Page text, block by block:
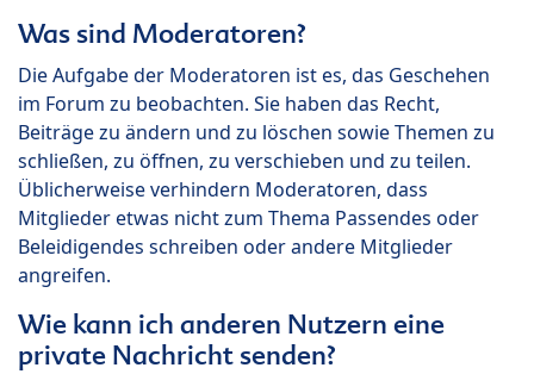
Was sind Moderatoren?
Die Aufgabe der Moderatoren ist es, das Geschehen
im Forum zu beobachten. Sie haben das Recht,
Beiträge zu ändern und zu löschen sowie Themen zu
schließen, zu öffnen, zu verschieben und zu teilen.
Üblicherweise verhindern Moderatoren, dass
Mitglieder etwas nicht zum Thema Passendes oder
Beleidigendes schreiben oder andere Mitglieder
angreifen.
Wie kann ich anderen Nutzern eine
private Nachricht senden?